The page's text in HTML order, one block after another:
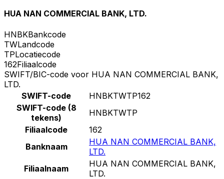
HUA NAN COMMERCIAL BANK, LTD.
HNBKBankcode
TWLandcode
TPLocatiecode
162Filiaalcode
SWIFT/BIC-code voor HUA NAN COMMERCIAL BANK,
LTD.
SWIFT-code
HNBKTWTP162
SWIFT-code (8
tekens)
HNBKTWTP
Filiaalcode
162
Banknaam
HUA NAN COMMERCIAL BANK,
LTD.
Filiaalnaam
HUA NAN COMMERCIAL BANK,
LTD.